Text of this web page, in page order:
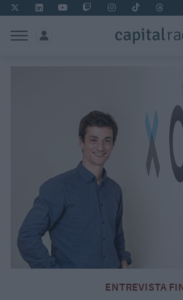
ENTREVISTA